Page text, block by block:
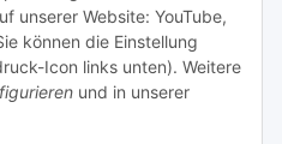
unserer Website: YouTube,
können die Einstellung
Icon links unten). Weitere
und in unserer